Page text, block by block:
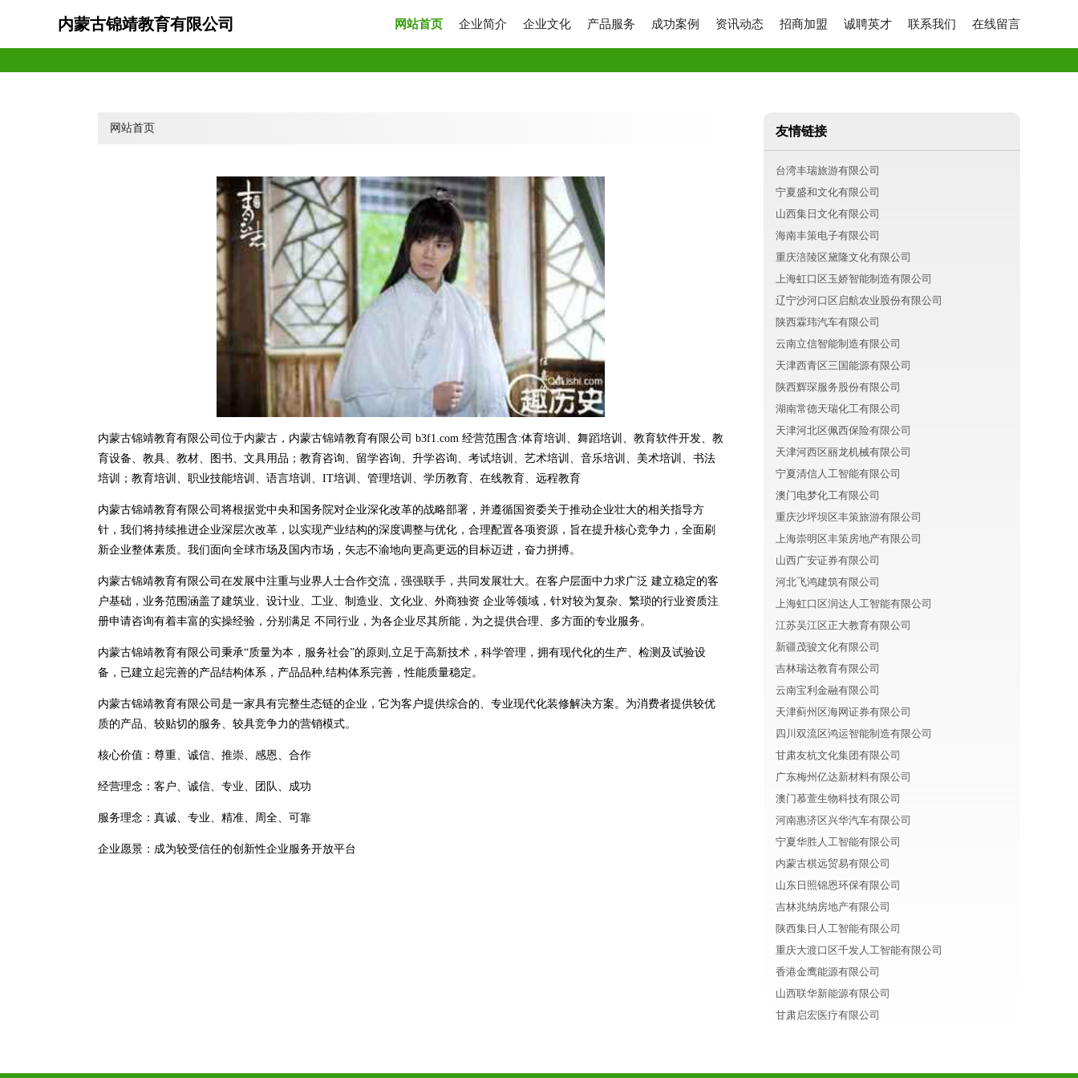
内蒙古锦靖教育有限公司 网站首页 企业简介 企业文化 产品服务 成功案例 资讯动态 招商加盟 诚聘英才 联系我们 在线留言
网站首页
内蒙古锦靖教育有限公司位于内蒙古，内蒙古锦靖教育有限公司 b3f1.com 经营范围含:体育培训、舞蹈培训、教育软件开发、教
育设备、教具、教材、图书、文具用品；教育咨询、留学咨询、升学咨询、考试培训、艺术培训、音乐培训、美术培训、书法
培训；教育培训、职业技能培训、语言培训、IT培训、管理培训、学历教育、在线教育、远程教育
内蒙古锦靖教育有限公司将根据党中央和国务院对企业深化改革的战略部署，并遵循国资委关于推动企业壮大的相关指导方
针，我们将持续推进企业深层次改革，以实现产业结构的深度调整与优化，合理配置各项资源，旨在提升核心竞争力，全面刷
新企业整体素质。我们面向全球市场及国内市场，矢志不渝地向更高更远的目标迈进，奋力拼搏。
内蒙古锦靖教育有限公司在发展中注重与业界人士合作交流，强强联手，共同发展壮大。在客户层面中力求广泛 建立稳定的客
户基础，业务范围涵盖了建筑业、设计业、工业、制造业、文化业、外商独资 企业等领域，针对较为复杂、繁琐的行业资质注
册申请咨询有着丰富的实操经验，分别满足 不同行业，为各企业尽其所能，为之提供合理、多方面的专业服务。
内蒙古锦靖教育有限公司秉承“质量为本，服务社会”的原则,立足于高新技术，科学管理，拥有现代化的生产、检测及试验设
备，已建立起完善的产品结构体系，产品品种,结构体系完善，性能质量稳定。
内蒙古锦靖教育有限公司是一家具有完整生态链的企业，它为客户提供综合的、专业现代化装修解决方案。为消费者提供较优
质的产品、较贴切的服务、较具竞争力的营销模式。
核心价值：尊重、诚信、推崇、感恩、合作
经营理念：客户、诚信、专业、团队、成功
服务理念：真诚、专业、精准、周全、可靠
企业愿景：成为较受信任的创新性企业服务开放平台
友情链接
台湾丰瑞旅游有限公司
宁夏盛和文化有限公司
山西集日文化有限公司
海南丰策电子有限公司
重庆涪陵区黛隆文化有限公司
上海虹口区玉娇智能制造有限公司
辽宁沙河口区启航农业股份有限公司
陕西霖玮汽车有限公司
云南立信智能制造有限公司
天津西青区三国能源有限公司
陕西辉琛服务股份有限公司
湖南常德天瑞化工有限公司
天津河北区佩西保险有限公司
天津河西区丽龙机械有限公司
宁夏清信人工智能有限公司
澳门电梦化工有限公司
重庆沙坪坝区丰策旅游有限公司
上海崇明区丰策房地产有限公司
山西广安证券有限公司
河北飞鸿建筑有限公司
上海虹口区润达人工智能有限公司
江苏吴江区正大教育有限公司
新疆茂骏文化有限公司
吉林瑞达教育有限公司
云南宝利金融有限公司
天津蓟州区海网证券有限公司
四川双流区鸿运智能制造有限公司
甘肃友杭文化集团有限公司
广东梅州亿达新材料有限公司
澳门慕萱生物科技有限公司
河南惠济区兴华汽车有限公司
宁夏华胜人工智能有限公司
内蒙古棋远贸易有限公司
山东日照锦恩环保有限公司
吉林兆纳房地产有限公司
陕西集日人工智能有限公司
重庆大渡口区千发人工智能有限公司
香港金鹰能源有限公司
山西联华新能源有限公司
甘肃启宏医疗有限公司